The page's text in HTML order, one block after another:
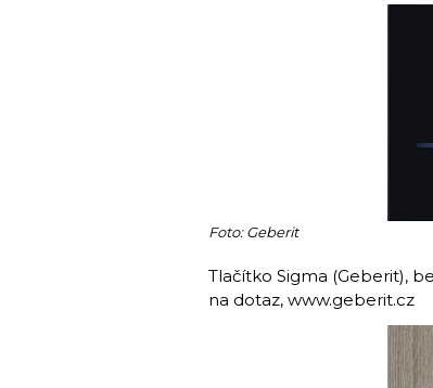
Foto: Geberit
Tlačítko Sigma (Geberit),
na dotaz, www.geberit.cz